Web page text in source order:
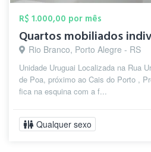
R$ 1.000,00 por mês
Quartos mobiliados
Rio Branco, Porto Alegre - RS
Unidade Uruguai Localizada na Rua
de Poa, próximo ao Cais do Porto ,
fica na esquina com a f...
Qualquer sexo